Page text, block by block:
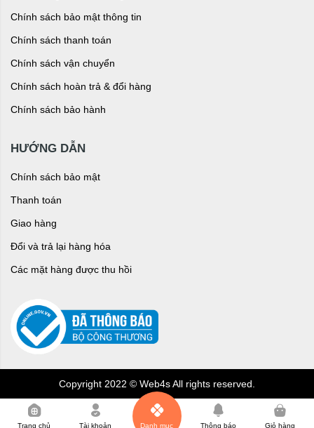
Chính sách bảo mật thông tin
Chính sách thanh toán
Chính sách vận chuyển
Chính sách hoàn trả & đổi hàng
Chính sách bảo hành
HƯỚNG DẪN
Chính sách bảo mật
Thanh toán
Giao hàng
Đổi và trả lại hàng hóa
Các mặt hàng được thu hồi
Copyright 2022 © Web4s All rights reserved.
Trang chủ Tài khoản Danh mục Thông báo Giỏ hàng